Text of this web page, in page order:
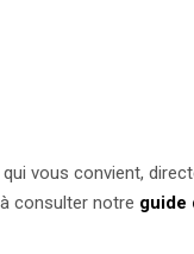
vous convient,
consulter notre guide